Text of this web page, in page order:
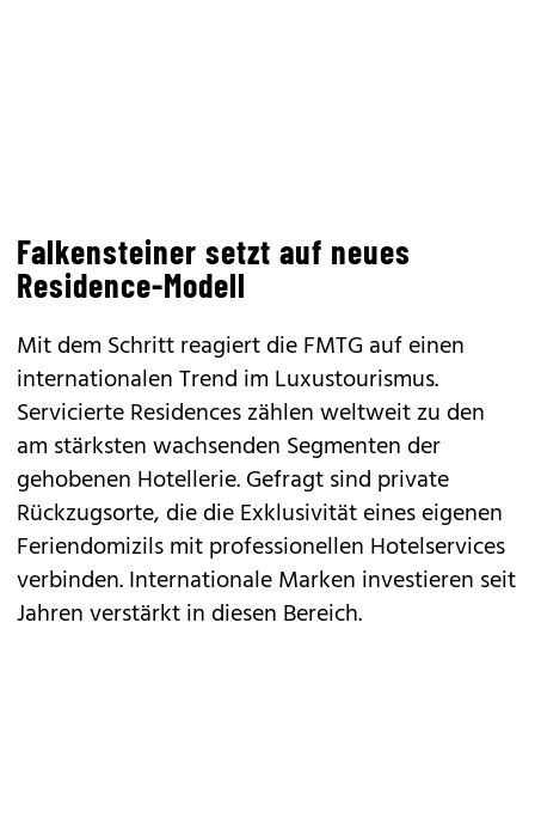
Falkensteiner setzt auf neues
Residence-Modell
Mit dem Schritt reagiert die FMTG auf einen
internationalen Trend im Luxustourismus.
Servicierte Residences zählen weltweit zu den
am stärksten wachsenden Segmenten der
gehobenen Hotellerie. Gefragt sind private
Rückzugsorte, die die Exklusivität eines eigenen
Feriendomizils mit professionellen Hotelservices
verbinden. Internationale Marken investieren seit
Jahren verstärkt in diesen Bereich.